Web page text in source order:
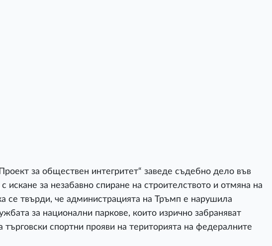
за обществен интегритет“ заведе съдебно дело във
искане за незабавно спиране на строителството и отмяна на
се твърди, че администрацията на Тръмп е нарушила
за национални паркове, които изрично забраняват
търговски спортни прояви на територията на федералните